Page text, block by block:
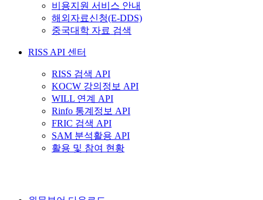
비용지원 서비스 안내
해외자료신청(E-DDS)
중국대학 자료 검색
RISS API 센터
RISS 검색 API
KOCW 강의정보 API
WILL 연계 API
Rinfo 통계정보 API
FRIC 검색 API
SAM 분석활용 API
활용 및 참여 현황